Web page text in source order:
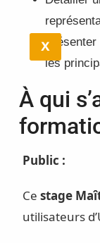
XPrésenter
les
À qui
Public :
Ce stage
utilisateurs